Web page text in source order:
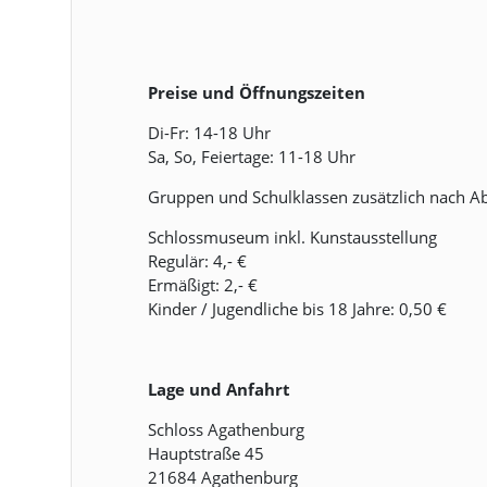
Preise und Öffnungszeiten
Di-Fr: 14-18 Uhr
Sa, So, Feiertage: 11-18 Uhr
Gruppen und Schulklassen zusätzlich nach
Schlossmuseum inkl. Kunstausstellung
Regulär: 4,- €
Ermäßigt: 2,- €
Kinder / Jugendliche bis 18 Jahre: 0,50 €
Lage und Anfahrt
Schloss Agathenburg
Hauptstraße 45
21684 Agathenburg